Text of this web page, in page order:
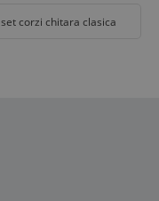
set corzi chitara clasica